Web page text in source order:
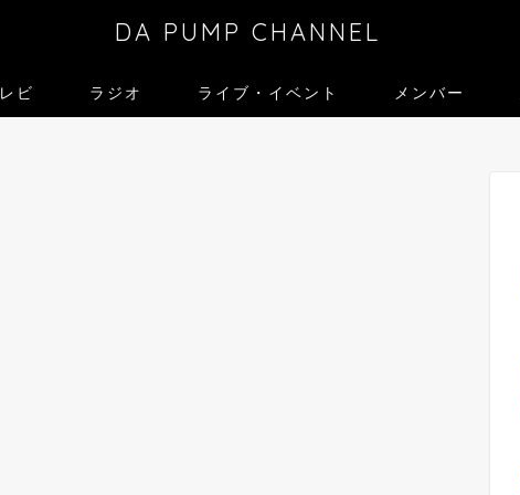
DA PUMP CHANNEL
ビ ラジオ ライブ・イベント メンバー